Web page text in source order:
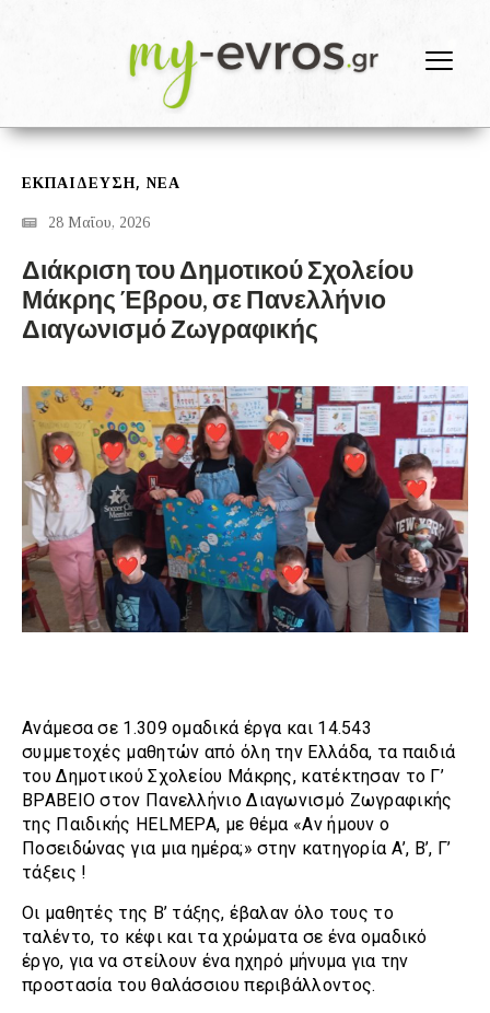
ΕΚΠΑΙΔΕΥΣΗ, ΝΕΑ
28 Μαΐου, 2026
Διάκριση του Δημοτικού Σχολείου
Μάκρης Έβρου, σε Πανελλήνιο
Διαγωνισμό Ζωγραφικής
Ανάμεσα σε 1.309 ομαδικά έργα και 14.543
συμμετοχές μαθητών από όλη την Ελλάδα, τα παιδιά
του Δημοτικού Σχολείου Μάκρης, κατέκτησαν το Γ’
ΒΡΑΒΕΙΟ στον Πανελλήνιο Διαγωνισμό Ζωγραφικής
της Παιδικής HELMEPA, με θέμα «Αν ήμουν ο
Ποσειδώνας για μια ημέρα;» στην κατηγορία Α’, Β’, Γ’
τάξεις !
Οι μαθητές της Β’ τάξης, έβαλαν όλο τους το
ταλέντο, το κέφι και τα χρώματα σε ένα ομαδικό
έργο, για να στείλουν ένα ηχηρό μήνυμα για την
προστασία του θαλάσσιου περιβάλλοντος.